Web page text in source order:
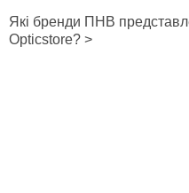
Які бренди ПНВ
Opticstore? >